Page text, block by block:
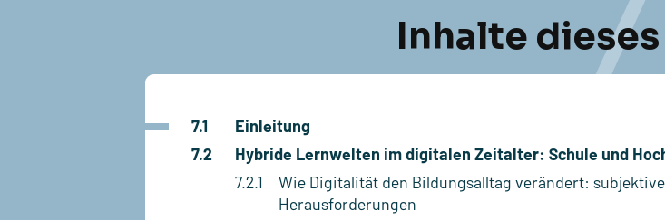
Inhalte
7.1
Einleitung
7.2
Hybride Lernwelten im digitalen Zeitalter: Schule und
7.2.1
Wie Digitalität den Bildungsalltag verändert:
Herausforderungen